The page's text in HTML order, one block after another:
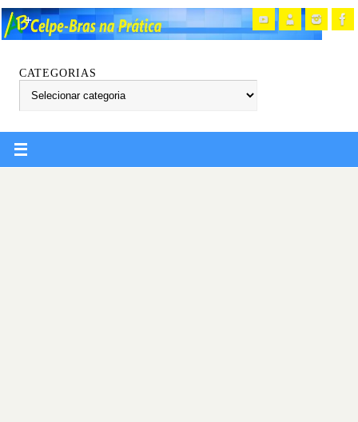
CATEGORIAS